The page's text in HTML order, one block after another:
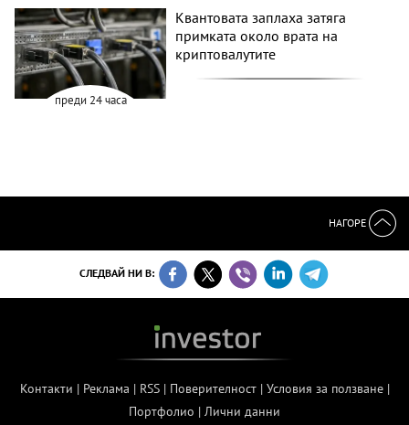
преди 24 часа
Квантовата заплаха затяга
примката около врата на
криптовалутите
НАГОРЕ
СЛЕДВАЙ НИ В:
Контакти | Реклама | RSS| Поверителност| Условия за ползване|
Портфолио | Лични данни